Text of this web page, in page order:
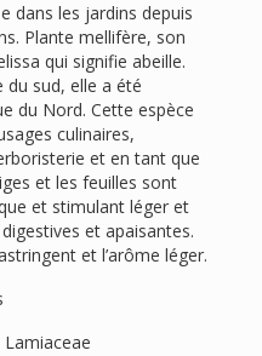
dans les jardins depuis
Plante mellifère, son
qui signifie abeille.
du sud, elle a été
du Nord. Cette espèce
culinaires,
et en tant que
et les feuilles sont
et stimulant léger et
et apaisantes.
et l’arôme léger.
Lamiaceae